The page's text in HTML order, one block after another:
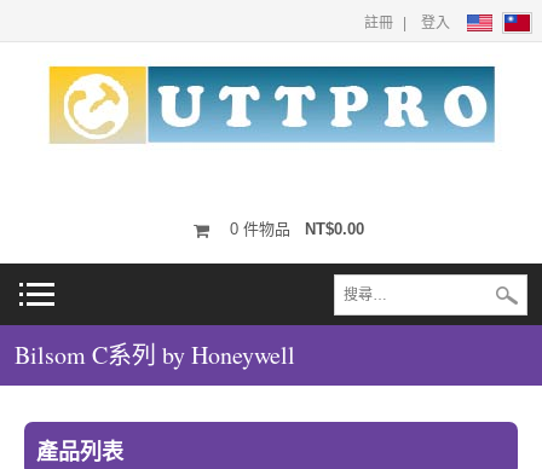
註冊 登入
0 件物品 NT$0.00
Bilsom C系列 by Honeywell
產品列表